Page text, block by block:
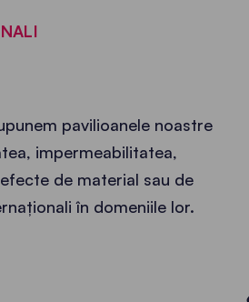
pavilioanele noastre
impermeabilitatea,
de material sau de
în domeniile lor.